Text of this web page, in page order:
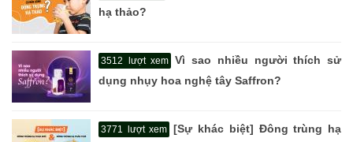
hạ thảo?
3512 lượt xem
Vì sao nhiều người thích sử
dụng nhụy hoa nghệ tây Saffron?
3771 lượt xem
[Sự khác biệt] Đông trùng hạ